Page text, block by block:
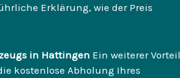
Erklärung, wie der Preis
in Hattingen Ein weiterer Vorteil
kostenlose Abholung Ihres